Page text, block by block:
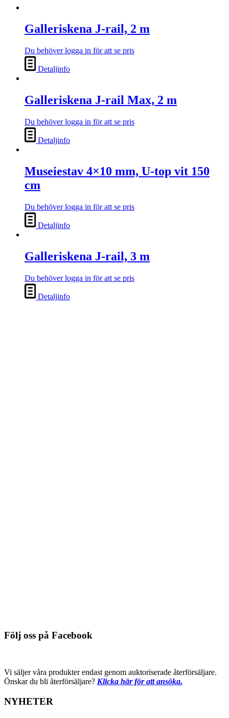
Galleriskena J-rail, 2 m
Du behöver logga in för att se pris
Detaljinfo
Galleriskena J-rail Max, 2 m
Du behöver logga in för att se pris
Detaljinfo
Museiestav 4×10 mm, U-top vit 150
cm
Du behöver logga in för att se pris
Detaljinfo
Galleriskena J-rail, 3 m
Du behöver logga in för att se pris
Detaljinfo
Följ oss på Facebook
Vi säljer våra produkter endast genom auktoriserade återförsäljare.
Önskar du bli återförsäljare? Klicka här för att ansöka.
NYHETER